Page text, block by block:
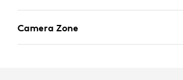
Camera Zone